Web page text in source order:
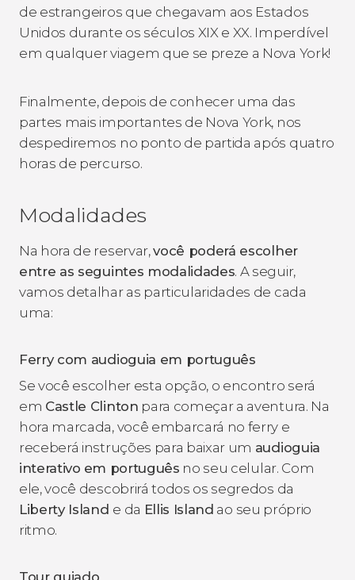
de estrangeiros que chegavam aos Estados
Unidos durante os séculos XIX e XX. Imperdível
em qualquer viagem que se preze a Nova York!
Finalmente, depois de conhecer uma das
partes mais importantes de Nova York, nos
despediremos no ponto de partida após quatro
horas de percurso.
Modalidades
Na hora de reservar,você poderá escolher
entre as seguintes modalidades. A seguir,
vamos detalhar as particularidades de cada
uma:
Ferry com audioguia em português
Se você escolher esta opção, o encontro será
em Castle Clinton para começar a aventura. Na
hora marcada, você embarcará no ferry e
receberá instruções para baixar um audioguia
interativo em português no seu celular. Com
ele, você descobrirá todos os segredos da
Liberty Island e da Ellis Island ao seu próprio
ritmo.
Tour guiado